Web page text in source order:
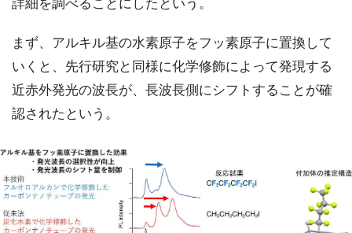
詳細を調べることにしたという。
まず、アルキル基の水素原子をフッ素原子に置換して
いくと、先行研究と同様に化学修飾によって発現する
近赤外発光の波長が、長波長側にシフトすることが確
認されたという。